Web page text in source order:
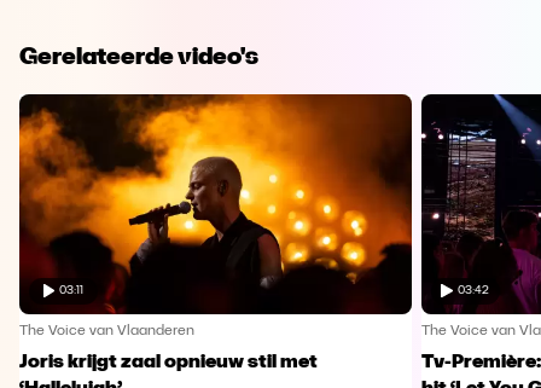
Gerelateerde video's
03:11
The Voice van Vlaanderen
Joris krijgt zaal opnieuw stil met
03:42
The Voice van
Tv-